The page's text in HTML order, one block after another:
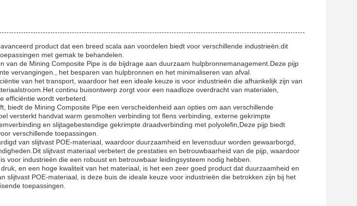
product dat een breed scala aan voordelen biedt voor verschillende industrieën.dit
met gemak te behandelen.
van de Mining Composite Pipe is de bijdrage aan duurzaam hulpbronnemanagement.Deze pijp
vervangingen., het besparen van hulpbronnen en het minimaliseren van afval.
van het transport, waardoor het een ideale keuze is voor industrieën die afhankelijk zijn van
continu buisontwerp zorgt voor een naadloze overdracht van materialen,
efficiëntie wordt verbeterd.
biedt de Mining Composite Pipe een verscheidenheid aan opties om aan verschillende
versterkt handvat warm gesmolten verbinding tot flens verbinding, externe gekrimpte
en slijtagebestendige gekrimpte draadverbinding met polyolefin,Deze pijp biedt
verschillende toepassingen.
van slijtvast POE-materiaal, waardoor duurzaamheid en levensduur worden gewaarborgd,
slijtvast materiaal verbetert de prestaties en betrouwbaarheid van de pijp, waardoor
voor industrieën die een robuust en betrouwbaar leidingsysteem nodig hebben.
en een hoge kwaliteit van het materiaal, is het een zeer goed product dat duurzaamheid en
slijtvast POE-materiaal, is deze buis de ideale keuze voor industrieën die betrokken zijn bij het
toepassingen.